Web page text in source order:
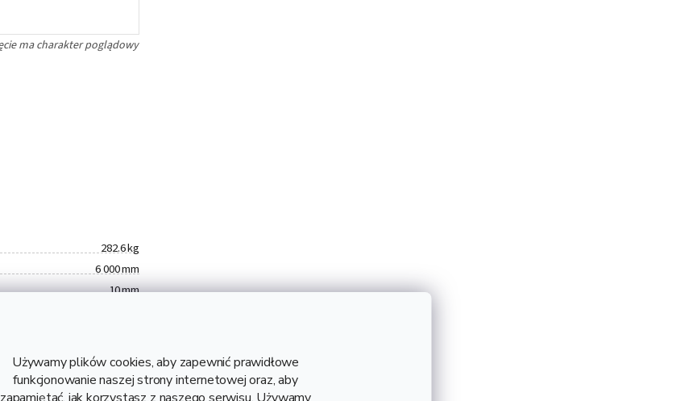
Używamy plików cookies, aby zapewnić prawidłowe
funkcjonowanie naszej strony internetowej oraz, aby
282.6 kg
6 000 mm
10 mm
282,60 kg
7,31 zł bez VAT
Stal